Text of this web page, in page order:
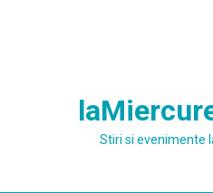
Stiri si evenimente